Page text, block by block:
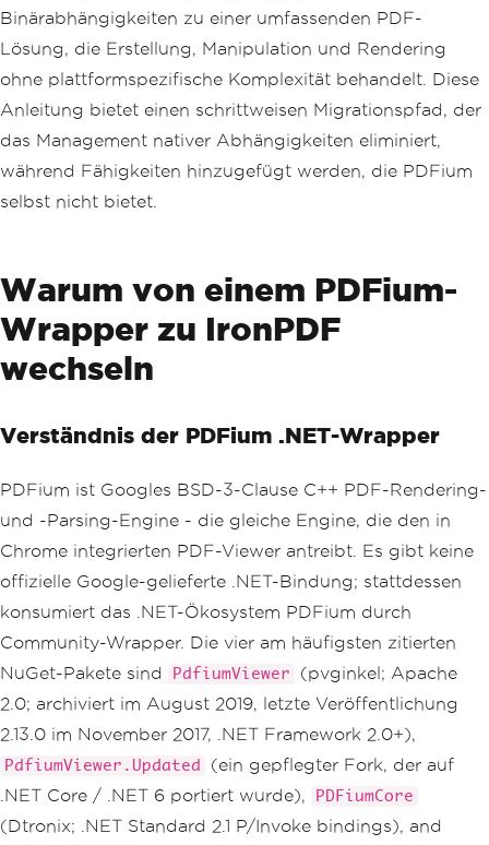
Binärabhängigkeiten zu einer umfassenden PDF-
Lösung, die Erstellung, Manipulation und Rendering
ohne plattformspezifische Komplexität behandelt. Diese
Anleitung bietet einen schrittweisen Migrationspfad, der
das Management nativer Abhängigkeiten eliminiert,
während Fähigkeiten hinzugefügt werden, die PDFium
selbst nicht bietet.
Warum von einem PDFium-
Wrapper zu IronPDF
wechseln
Verständnis der PDFium .NET-Wrapper
PDFium ist Googles BSD-3-Clause C++ PDF-Rendering-
und -Parsing-Engine - die gleiche Engine, die den in
Chrome integrierten PDF-Viewer antreibt. Es gibt keine
offizielle Google-gelieferte .NET-Bindung; stattdessen
konsumiert das .NET-Ökosystem PDFium durch
Community-Wrapper. Die vier am häufigsten zitierten
NuGet-Pakete sind
PdfiumViewer
(pvginkel; Apache
2.0; archiviert im August 2019, letzte Veröffentlichung
2.13.0 im November 2017, .NET Framework 2.0+),
PdfiumViewer.Updated
(ein gepflegter Fork, der auf
.NET Core / .NET 6 portiert wurde),
PDFiumCore
(Dtronix; .NET Standard 2.1 P/Invoke bindings), and